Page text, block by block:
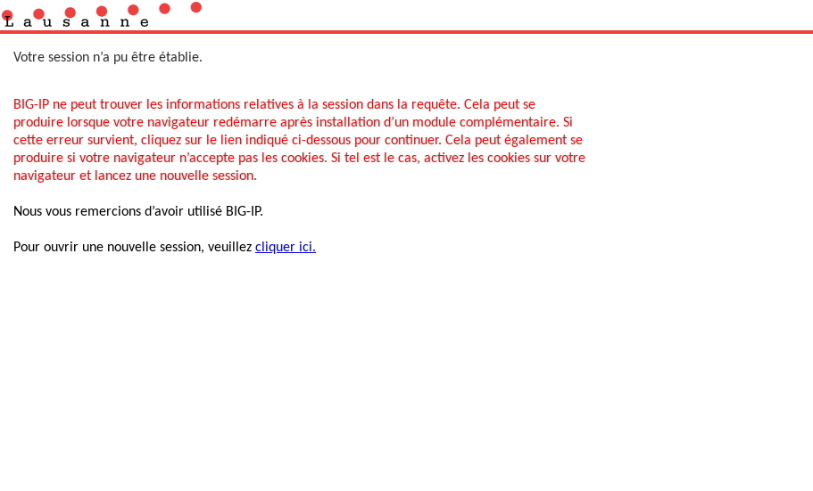
Votre session n’a pu être établie.
BIG-IP ne peut trouver les informations relatives à la session dans la requête. Cela peut se
produire lorsque votre navigateur redémarre après installation d’un module complémentaire. Si
cette erreur survient, cliquez sur le lien indiqué ci-dessous pour continuer. Cela peut également se
produire si votre navigateur n’accepte pas les cookies. Si tel est le cas, activez les cookies sur votre
navigateur et lancez une nouvelle session.
Nous vous remercions d’avoir utilisé BIG-IP.
Pour ouvrir une nouvelle session, veuillez cliquer ici.